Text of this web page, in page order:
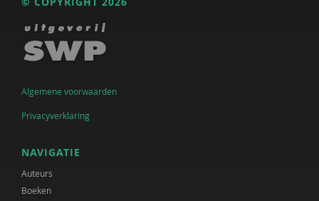
Algemene voorwaarden
Privacyverklaring
NAVIGATIE
Auteurs
Boeken